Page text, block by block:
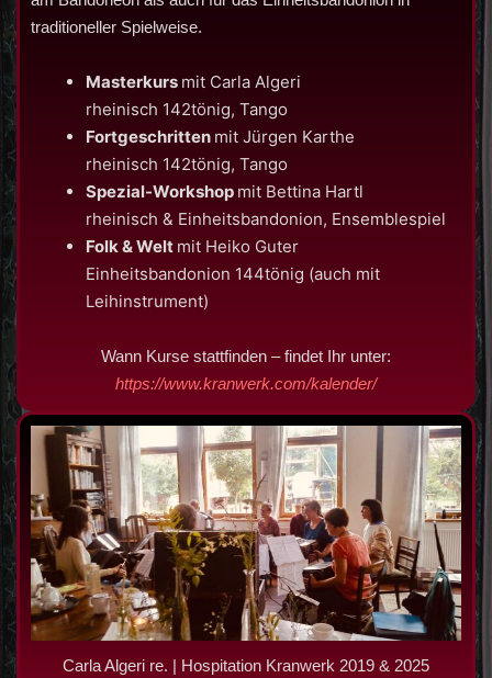
traditioneller Spielweise.
Masterkurs mit Carla Algeri
rheinisch 142tönig, Tango
Fortgeschritten mit Jürgen Karthe
rheinisch 142tönig, Tango
Spezial-Workshop mit Bettina Hartl
rheinisch & Einheitsbandonion, Ensemblespiel
Folk & Welt mit Heiko Guter
Einheitsbandonion 144tönig (auch mit
Leihinstrument)
Wann Kurse stattfinden – findet Ihr unter:
https://www.kranwerk.com/kalender/
Carla Algeri re. | Hospitation Kranwerk 2019 & 2025